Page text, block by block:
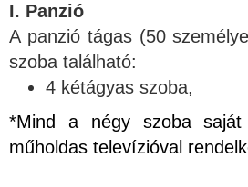
I. Panzió
A panzió tágas (50
szoba található:
4 kétágyas szoba,
*Mind a négy szoba saját
műholdas televízióval